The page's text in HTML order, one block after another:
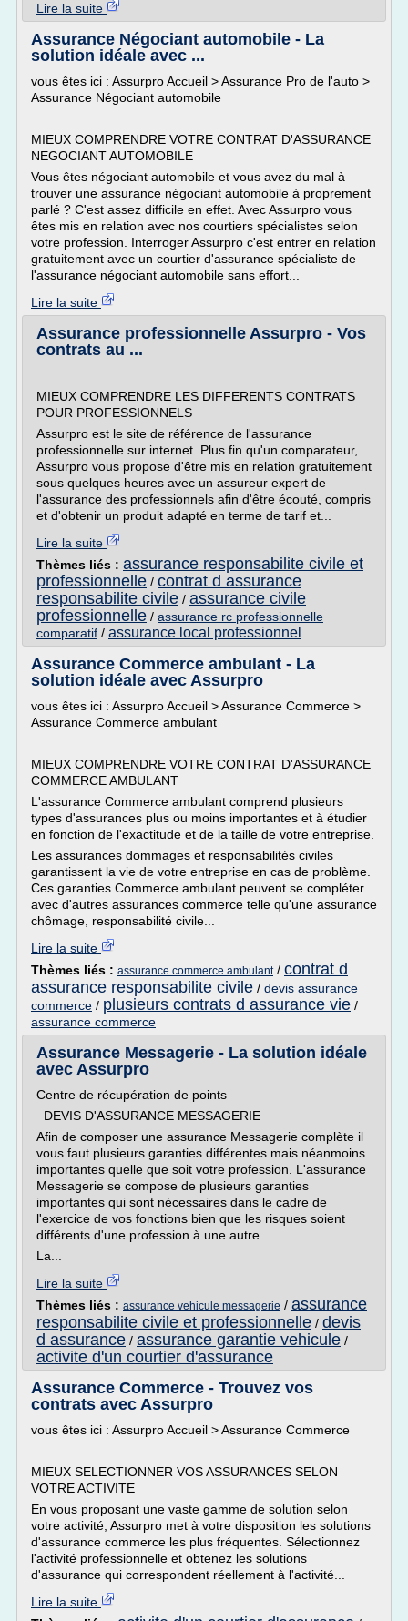
Lire la suite
Assurance Négociant automobile - La
solution idéale avec ...
vous êtes ici : Assurpro Accueil > Assurance Pro de l'auto >
Assurance Négociant automobile
MIEUX COMPRENDRE VOTRE CONTRAT D'ASSURANCE
NEGOCIANT AUTOMOBILE
Vous êtes négociant automobile et vous avez du mal à
trouver une assurance négociant automobile à proprement
parlé ? C'est assez difficile en effet. Avec Assurpro vous
êtes mis en relation avec nos courtiers spécialistes selon
votre profession. Interroger Assurpro c'est entrer en relation
gratuitement avec un courtier d'assurance spécialiste de
l'assurance négociant automobile sans effort...
Lire la suite
Assurance professionnelle Assurpro - Vos
contrats au ...
MIEUX COMPRENDRE LES DIFFERENTS CONTRATS
POUR PROFESSIONNELS
Assurpro est le site de référence de l'assurance
professionnelle sur internet. Plus fin qu'un comparateur,
Assurpro vous propose d'être mis en relation gratuitement
sous quelques heures avec un assureur expert de
l'assurance des professionnels afin d'être écouté, compris
et d'obtenir un produit adapté en terme de tarif et...
Lire la suite
Thèmes liés : assurance responsabilite civile et
professionnelle / contrat d assurance
responsabilite civile / assurance civile
professionnelle / assurance rc professionnelle
comparatif / assurance local professionnel
Assurance Commerce ambulant - La
solution idéale avec Assurpro
vous êtes ici : Assurpro Accueil > Assurance Commerce >
Assurance Commerce ambulant
MIEUX COMPRENDRE VOTRE CONTRAT D'ASSURANCE
COMMERCE AMBULANT
L'assurance Commerce ambulant comprend plusieurs
types d'assurances plus ou moins importantes et à étudier
en fonction de l'exactitude et de la taille de votre entreprise.
Les assurances dommages et responsabilités civiles
garantissent la vie de votre entreprise en cas de problème.
Ces garanties Commerce ambulant peuvent se compléter
avec d'autres assurances commerce telle qu'une assurance
chômage, responsabilité civile...
Lire la suite
Thèmes liés : assurance commerce ambulant/ contrat d
assurance responsabilite civile / devis assurance
commerce / plusieurs contrats d assurance vie /
assurance commerce
Assurance Messagerie - La solution idéale
avec Assurpro
Centre de récupération de points
DEVIS D'ASSURANCE MESSAGERIE
Afin de composer une assurance Messagerie complète il
vous faut plusieurs garanties différentes mais néanmoins
importantes quelle que soit votre profession. L'assurance
Messagerie se compose de plusieurs garanties
importantes qui sont nécessaires dans le cadre de
l'exercice de vos fonctions bien que les risques soient
différents d'une profession à une autre.
La...
Lire la suite
Thèmes liés : assurance vehicule messagerie / assurance
responsabilite civile et professionnelle / devis
d assurance / assurance garantie vehicule /
activite d'un courtier d'assurance
Assurance Commerce - Trouvez vos
contrats avec Assurpro
vous êtes ici : Assurpro Accueil > Assurance Commerce
MIEUX SELECTIONNER VOS ASSURANCES SELON
VOTRE ACTIVITE
En vous proposant une vaste gamme de solution selon
votre activité, Assurpro met à votre disposition les solutions
d'assurance commerce les plus fréquentes. Sélectionnez
l'activité professionnelle et obtenez les solutions
d'assurance qui correspondent réellement à l'activité...
Lire la suite